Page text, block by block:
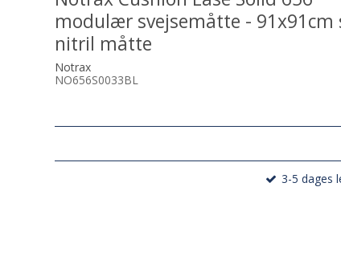
modulær svejsemåtte - 91x91cm
nitril måtte
Notrax
NO656S0033BL
3-5 dages